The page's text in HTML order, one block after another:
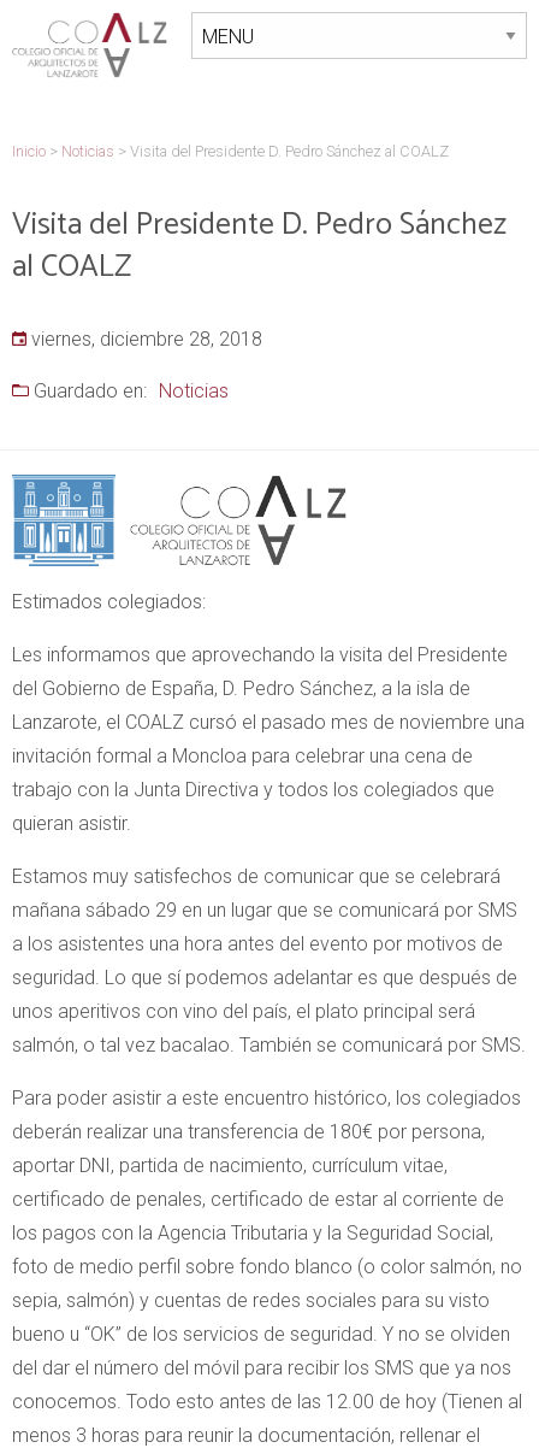
Inicio > Noticias > Visita del Presidente D. Pedro Sánchez al COALZ
Visita del Presidente D. Pedro Sánchez
al COALZ
viernes, diciembre 28, 2018
Guardado en: Noticias
Estimados colegiados:
Les informamos que aprovechando la visita del Presidente
del Gobierno de España, D. Pedro Sánchez, a la isla de
Lanzarote, el COALZ cursó el pasado mes de noviembre una
invitación formal a Moncloa para celebrar una cena de
trabajo con la Junta Directiva y todos los colegiados que
quieran asistir.
Estamos muy satisfechos de comunicar que se celebrará
mañana sábado 29 en un lugar que se comunicará por SMS
a los asistentes una hora antes del evento por motivos de
seguridad. Lo que sí podemos adelantar es que después de
unos aperitivos con vino del país, el plato principal será
salmón, o tal vez bacalao. También se comunicará por SMS.
Para poder asistir a este encuentro histórico, los colegiados
deberán realizar una transferencia de 180€ por persona,
aportar DNI, partida de nacimiento, currículum vitae,
certificado de penales, certificado de estar al corriente de
los pagos con la Agencia Tributaria y la Seguridad Social,
foto de medio perfil sobre fondo blanco (o color salmón, no
sepia, salmón) y cuentas de redes sociales para su visto
bueno u “OK” de los servicios de seguridad. Y no se olviden
del dar el número del móvil para recibir los SMS que ya nos
conocemos. Todo esto antes de las 12.00 de hoy (Tienen al
menos 3 horas para reunir la documentación, rellenar el